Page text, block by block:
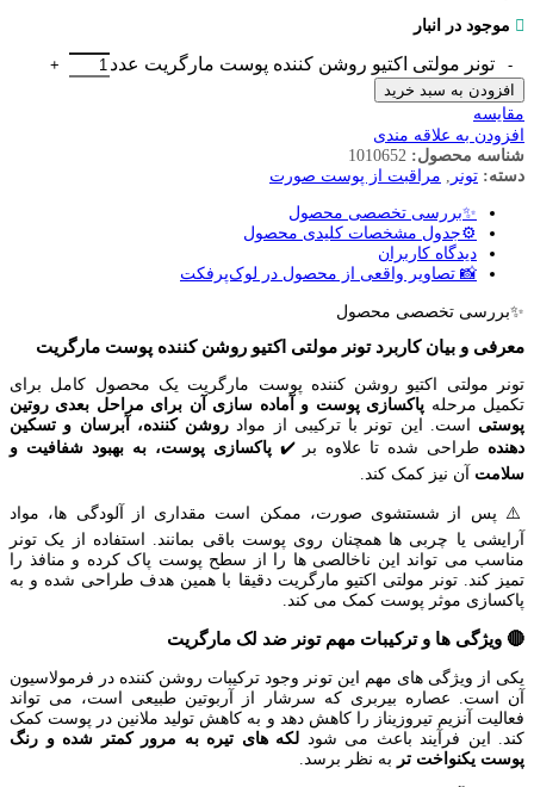
موجود در انبار
تونر مولتی اکتیو روشن کننده پوست مارگریت عدد
افزودن به سبد خرید
مقایسه
افزودن به علاقه مندی
شناسه محصول: 1010652
دسته: تونر مراقبت از پوست صورت
✨بررسی تخصصی محصول
⚙️جدول مشخصات کلیدی محصول
دیدگاه کاربران
📸 تصاویر واقعی از محصول در لوک‌پرفکت
✨بررسی تخصصی محصول
معرفی و بیان کاربرد تونر مولتی اکتیو روشن کننده پوست مارگریت
تونر مولتی اکتیو روشن کننده پوست مارگریت یک محصول کامل برای
تکمیل مرحله پاکسازی پوست و آماده سازی آن برای مراحل بعدی روتین
پوستی است. این تونر با ترکیبی از مواد روشن کننده، آبرسان و تسکین
دهنده طراحی شده تا علاوه بر ✔️پاکسازی پوست، به بهبود شفافیت و
سلامت آن نیز کمک کند.
⚠️ پس از شستشوی صورت، ممکن است مقداری از آلودگی ها، مواد
آرایشی یا چربی ها همچنان روی پوست باقی بمانند. استفاده از یک تونر
مناسب می تواند این ناخالصی ها را از سطح پوست پاک کرده و منافذ را
تمیز کند. تونر مولتی اکتیو مارگریت دقیقا با همین هدف طراحی شده و به
پاکسازی موثر پوست کمک می کند.
🔴 ویژگی ها و ترکیبات مهم تونر ضد لک مارگریت
یکی از ویژگی های مهم این تونر وجود ترکیبات روشن کننده در فرمولاسیون
آن است. عصاره بیربری که سرشار از آربوتین طبیعی است، می تواند
فعالیت آنزیم تیروزیناز را کاهش دهد و به کاهش تولید ملانین در پوست کمک
کند. این فرآیند باعث می شود لکه های تیره به مرور کمتر شده و رنگ
پوست یکنواخت تر به نظر برسد.